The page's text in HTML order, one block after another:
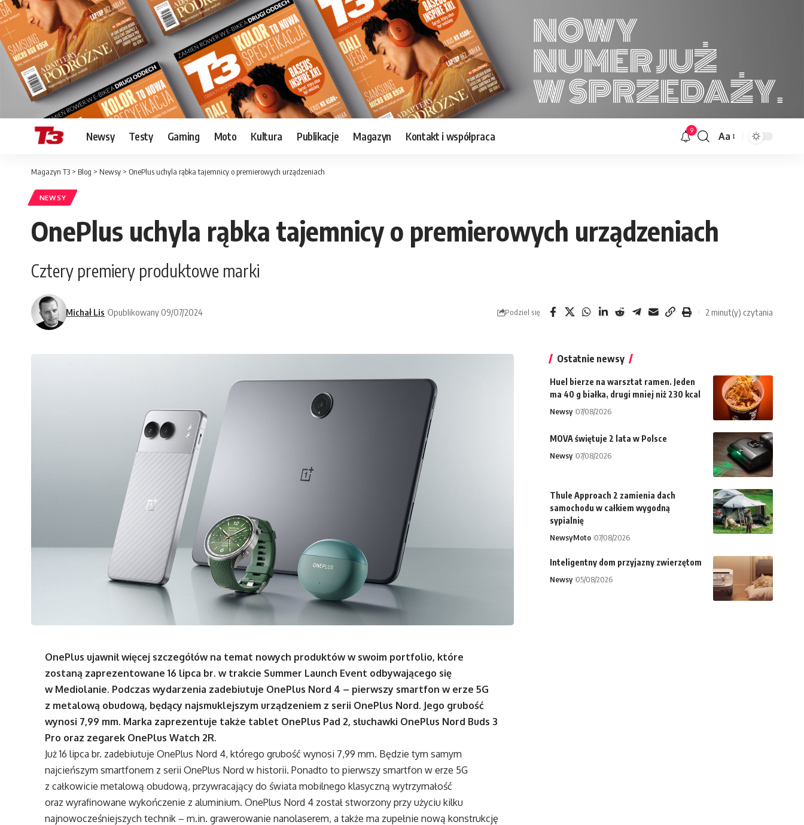
Newsy Testy Gaming Moto Kultura Publikacje Magazyn Kontakt i współpraca 9
Font
Aa
Magazyn T3 > Blog > Newsy > OnePlus uchyla rąbka tajemnicy o premierowych urządzeniach
NEWSY
OnePlus uchyla rąbka tajemnicy o premierowych urządzeniach
Cztery premiery produktowe marki
Michał Lis Opublikowany 09/07/2024 Podziel się 2 minut(y) czytania
OnePlus ujawnił więcej szczegółów na temat nowych produktów w swoim portfolio, które
zostaną zaprezentowane 16 lipca br. w trakcie Summer Launch Event odbywającego się
w Mediolanie. Podczas wydarzenia zadebiutuje OnePlus Nord 4 – pierwszy smartfon w erze 5G
z metalową obudową, będący najsmuklejszym urządzeniem z serii OnePlus Nord. Jego grubość
wynosi 7,99 mm. Marka zaprezentuje także tablet OnePlus Pad 2, słuchawki OnePlus Nord Buds 3
Pro oraz zegarek OnePlus Watch 2R.
Już 16 lipca br. zadebiutuje OnePlus Nord 4, którego grubość wynosi 7,99 mm. Będzie tym samym
najcieńszym smartfonem z serii OnePlus Nord w historii. Ponadto to pierwszy smartfon w erze 5G
z całkowicie metalową obudową, przywracający do świata mobilnego klasyczną wytrzymałość
oraz wyrafinowane wykończenie z aluminium. OnePlus Nord 4 został stworzony przy użyciu kilku
najnowocześniejszych technik –m.in. grawerowanie nanolaserem, a także ma zupełnie nową konstrukcję
Ostatnie newsy
Huel bierze na warsztat ramen. Jeden
ma 40 g białka, drugi mniej niż 230 kcal
Newsy 07/08/2026
MOVA świętuje 2 lata w Polsce
Newsy 07/08/2026
Thule Approach 2 zamienia dach
samochodu w całkiem wygodną
sypialnię
NewsyMoto 07/08/2026
Inteligentny dom przyjazny zwierzętom
Newsy 05/08/2026